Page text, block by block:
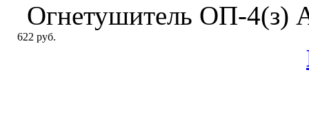
Огнетушитель ОП-
622 руб.